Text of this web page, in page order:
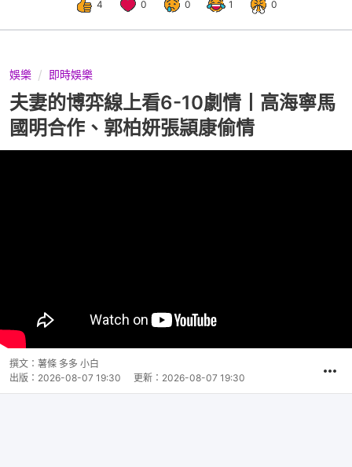
4 0 0 1 0
娛樂 即時娛樂
夫妻的博弈線上看6-10劇情丨高海寧馬
國明合作、郭柏妍張頴康偷情
撰文： 薯條 多多 小白
出版： 2026-08-07 19:30 更新： 2026-08-07 19:30